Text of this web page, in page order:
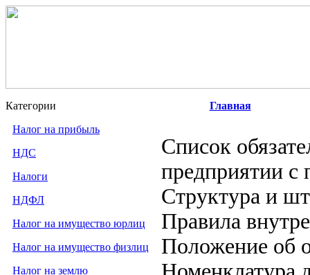
Категории
Налог на прибыль
НДС
Налоги
НДФЛ
Налог на имущество юрлиц
Налог на имущество физлиц
Налог на землю
Главная
Список
предприятии с
Структура и
Правила
Положение об